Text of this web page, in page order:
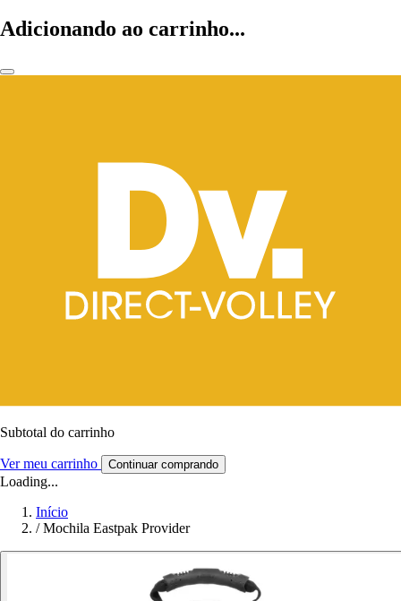
Adicionando ao carrinho...
Subtotal do carrinho
Ver meu carrinho Continuar comprando
Loading...
Início
/ Mochila Eastpak Provider